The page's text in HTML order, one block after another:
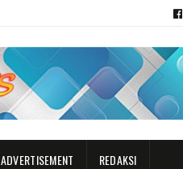
ADVERTISEMENT REDAKSI